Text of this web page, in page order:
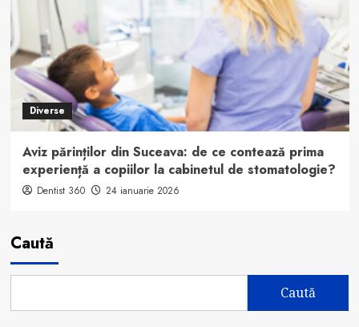
Diverse
Aviz părinților din Suceava: de ce contează prima
experiență a copiilor la cabinetul de stomatologie?
Dentist 360 24 ianuarie 2026
Caută
Caută